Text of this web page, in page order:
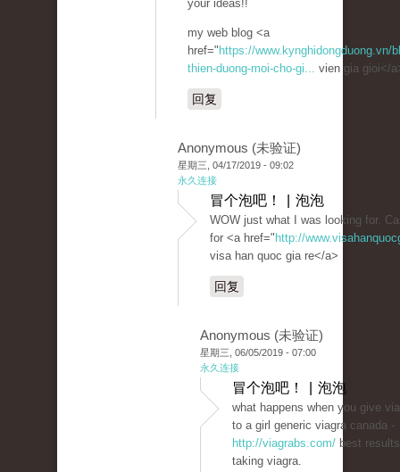
your ideas!!
my web blog <a
href=" https://www.kynghidongduong.vn/
thien-duong-moi-cho-gi... vien gia gioi</
回复
Anonymous (未验证)
星期三, 04/17/2019 - 09:02
永久连接
冒个泡吧！ | 泡泡
WOW just what I was looking for.
for <a href=" http://
visa han quoc gia re</a>
回复
Anonymous (未验证)
星期三, 06/05/2019 - 07:00
永久连接
冒个泡吧！ | 泡泡
what happens when you give
to a girl generic viagra canada -
http://viagrabs.com/ best
taking viagra.